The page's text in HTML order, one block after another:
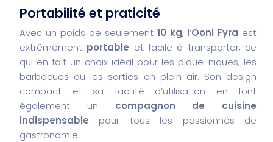
Portabilité et praticité
Avec un poids de seulement 10 kg, l’Ooni Fyra est
extrêmement portable et facile à transporter, ce
qui en fait un choix idéal pour les pique-niques, les
barbecues ou les sorties en plein air. Son design
compact et sa facilité d’utilisation en font
également un compagnon de cuisine
indispensable pour tous les passionnés de
gastronomie.